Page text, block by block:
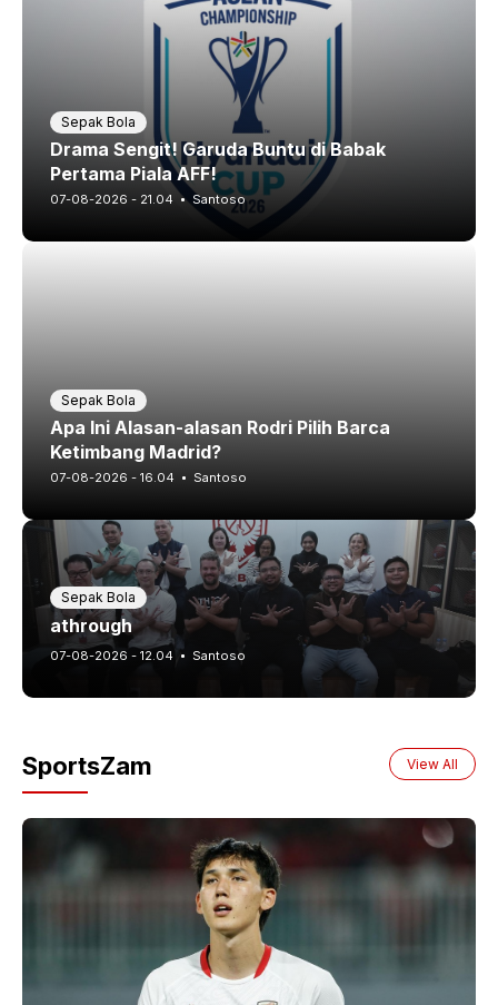
Sepak Bola
Drama Sengit! Garuda Buntu di Babak
Pertama Piala AFF!
07-08-2026 - 21.04 Santoso
Sepak Bola
Apa Ini Alasan-alasan Rodri Pilih Barca
Ketimbang Madrid?
07-08-2026 - 16.04 Santoso
Sepak Bola
athrough
07-08-2026 - 12.04 Santoso
SportsZam View All